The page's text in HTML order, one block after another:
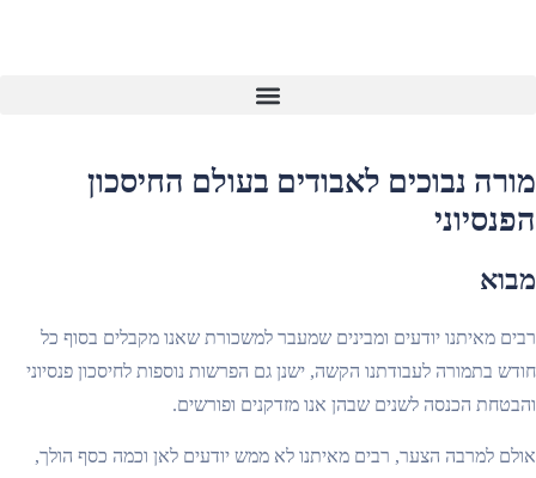
מורה נבוכים לאבודים בעולם החיסכון
הפנסיוני
מבוא
רבים מאיתנו יודעים ומבינים שמעבר למשכורת שאנו מקבלים בסוף כל
חודש בתמורה לעבודתנו הקשה, ישנן גם הפרשות נוספות לחיסכון פנסיוני
והבטחת הכנסה לשנים שבהן אנו מזדקנים ופורשים.
אולם למרבה הצער, רבים מאיתנו לא ממש יודעים לאן וכמה כסף הולך,